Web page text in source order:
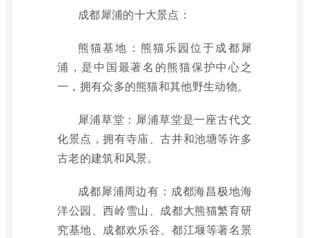
成都犀浦的十大景点：
熊猫基地：熊猫乐园位于成都犀
浦，是中国最著名的熊猫保护中心之
一，拥有众多的熊猫和其他野生动物。
犀浦草堂：犀浦草堂是一座古代文
化景点，拥有寺庙、古井和池塘等许多
古老的建筑和风景。
成都犀浦周边有：成都海昌极地海
洋公园、西岭雪山、成都大熊猫繁育研
究基地、成都欢乐谷、都江堰等著名景